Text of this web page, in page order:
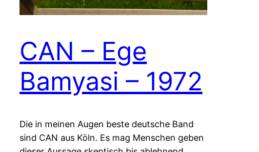
CAN – Ege
Bamyasi – 1972
Die in meinen Augen beste deutsche Band
sind CAN aus Köln. Es mag Menschen geben